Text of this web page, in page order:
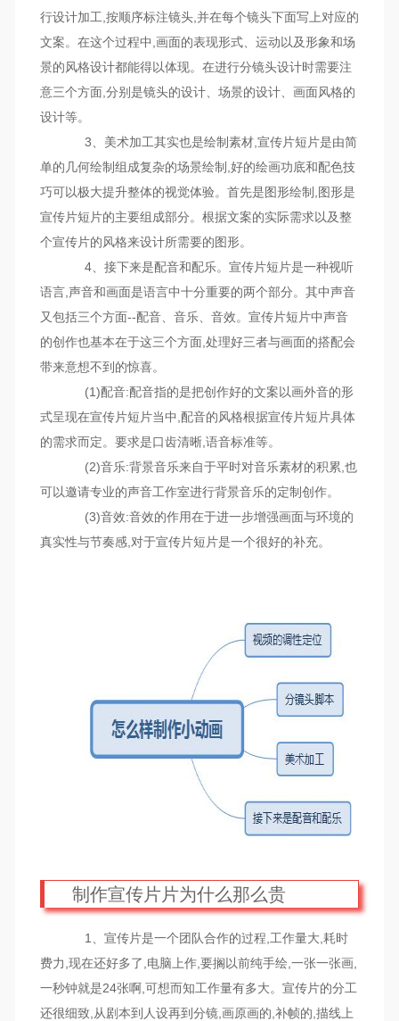
行设计加工,按顺序标注镜头,并在每个镜头下面写上对应的
文案。在这个过程中,画面的表现形式、运动以及形象和场
景的风格设计都能得以体现。在进行分镜头设计时需要注
意三个方面,分别是镜头的设计、场景的设计、画面风格的
设计等。
3、美术加工其实也是绘制素材,宣传片短片是由简
单的几何绘制组成复杂的场景绘制,好的绘画功底和配色技
巧可以极大提升整体的视觉体验。首先是图形绘制,图形是
宣传片短片的主要组成部分。根据文案的实际需求以及整
个宣传片的风格来设计所需要的图形。
4、接下来是配音和配乐。宣传片短片是一种视听
语言,声音和画面是语言中十分重要的两个部分。其中声音
又包括三个方面--配音、音乐、音效。宣传片短片中声音
的创作也基本在于这三个方面,处理好三者与画面的搭配会
带来意想不到的惊喜。
(1)配音:配音指的是把创作好的文案以画外音的形
式呈现在宣传片短片当中,配音的风格根据宣传片短片具体
的需求而定。要求是口齿清晰,语音标准等。
(2)音乐:背景音乐来自于平时对音乐素材的积累,也
可以邀请专业的声音工作室进行背景音乐的定制创作。
(3)音效:音效的作用在于进一步增强画面与环境的
真实性与节奏感,对于宣传片短片是一个很好的补充。
制作宣传片片为什么那么贵
1、宣传片是一个团队合作的过程,工作量大,耗时
费力,现在还好多了,电脑上作,要搁以前纯手绘,一张一张画,
一秒钟就是24张啊,可想而知工作量有多大。宣传片的分工
还很细致,从剧本到人设再到分镜,画原画的,补帧的,描线上